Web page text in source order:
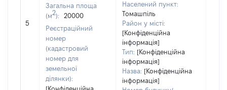
5
Загальна площа
(м2):
20000
Реєстраційний
номер
(кадастровий
номер для
земельної
ділянки):
[Конфіденційна
Населений пункт:
Томашпіль
Район у місті:
[Конфіденційна
інформація]
Тип: [Конфіденційна
інформація]
Назва: [Конфіденційна
інформація]